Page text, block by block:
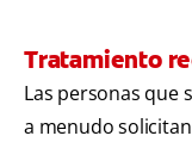
Tratamiento
Las personas que
a menudo